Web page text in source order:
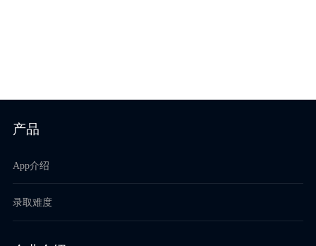
产品
App介绍
录取难度